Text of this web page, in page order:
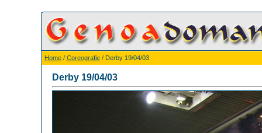
Home/ Coreografie/ Derby 19/04/03
Derby 19/04/03